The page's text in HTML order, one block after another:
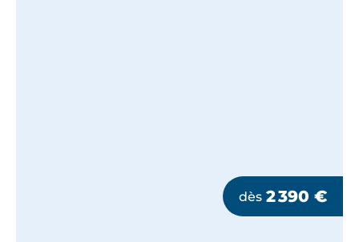
dès 2 390 €